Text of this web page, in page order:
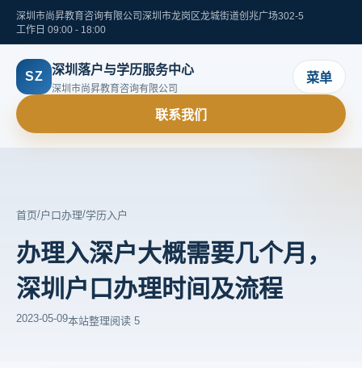
深圳市尚昇教育咨询有限公司 深圳市龙岗区龙城街道创兆广场302-5
工作日 09:00 - 18:00
SZ 深圳落户与学历服务中心
深圳市尚昇教育咨询有限公司
菜单
联系我们
首页/户口办理/学历入户
办理入深户大概需要几个月，
深圳户口办理时间及流程
2023-05-09本站整理阅读 5